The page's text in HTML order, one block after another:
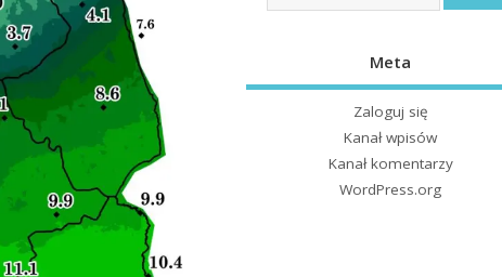
Meta
Zaloguj się
Kanał wpisów
Kanał komentarzy
WordPress.org